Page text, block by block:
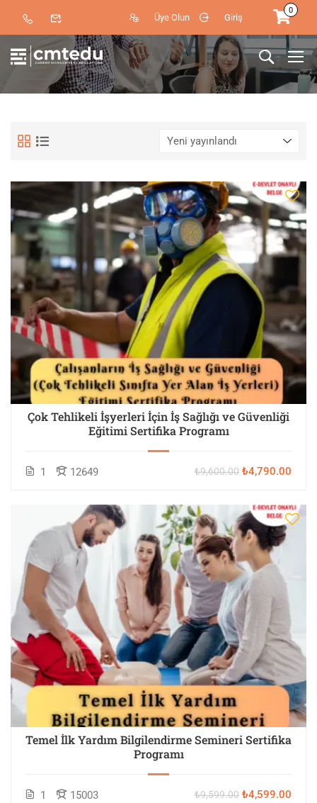
Üye Olun Giriş
0
Çok Tehlikeli İşyerleri İçin İş Sağlığı ve Güvenliği
Eğitimi Sertifika Programı
1 12649 ₺9,600.00 ₺4,790.00
Temel İlk Yardım Bilgilendirme Semineri Sertifika
Programı
1 15003 ₺9,599.00 ₺4,599.00